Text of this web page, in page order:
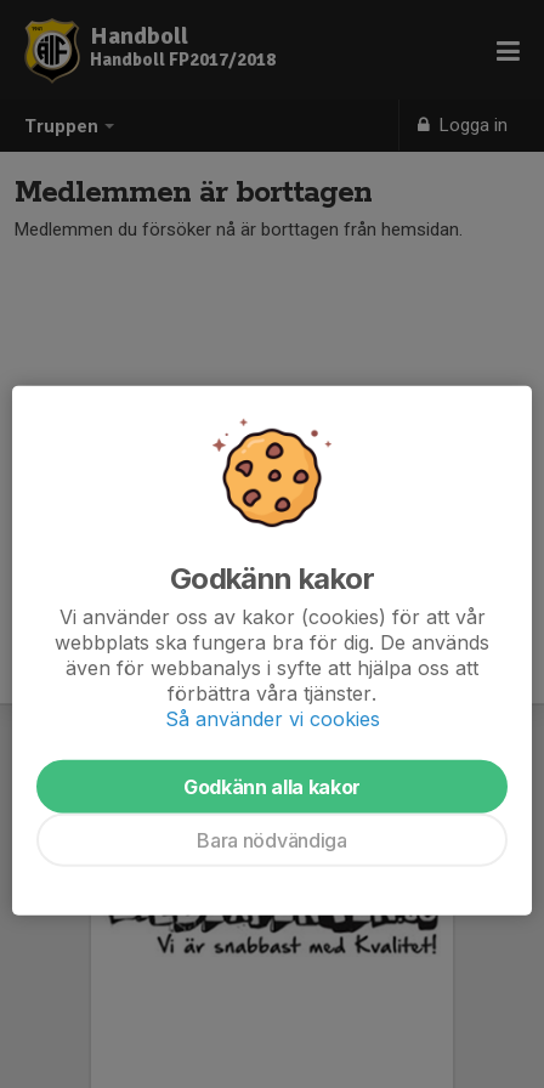
Truppen Logga in
Handboll
Handboll FP2017/2018
Medlemmen är borttagen
Medlemmen du försöker nå är borttagen från hemsidan.
Godkänn kakor
Vi använder oss av kakor (cookies) för att vår
webbplats ska fungera bra för dig. De används
även för webbanalys i syfte att hjälpa oss att
förbättra våra tjänster.
Så använder vi cookies
Godkänn alla kakor
Bara nödvändiga